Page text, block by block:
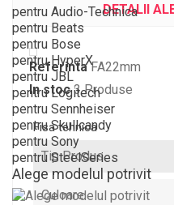
pentru Audio-Technica
pentru Beats
pentru Bose
pentru HyperX
pentru JBL
pentru Logitech
pentru Sennheiser
pentru Skullcandy
pentru Sony
pentru SteelSeries
Alege modelul potrivit
DETALII
Referinta FA22mm
In stoc 3 Produse
Fisa tehnica
Tip Produs
Culoare